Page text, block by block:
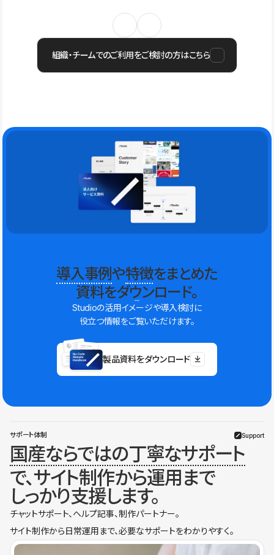
組織・チームでのご利用をご検討の方はこちら
導入事例や特徴をまとめた
資料をダウンロード。
Studioの活用イメージや導入検討に
役立つ情報をご覧いただけます。
製品資料をダウンロード
サポート体制 Support
国産ならではの丁寧なサポート
で、サイト制作から運用まで
しっかり支援します。
チャットサポート、ヘルプ記事、制作パートナー。
サイト制作から日常運用まで、必要なサポートをわかりやすく。